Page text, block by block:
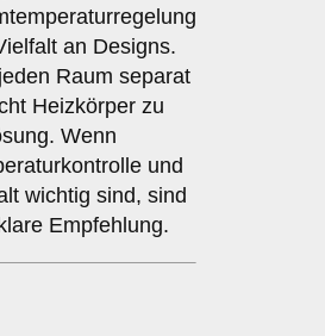
an Designs.
Raum separat
Heizkörper zu
Wenn
und
wichtig sind, sind
Empfehlung.